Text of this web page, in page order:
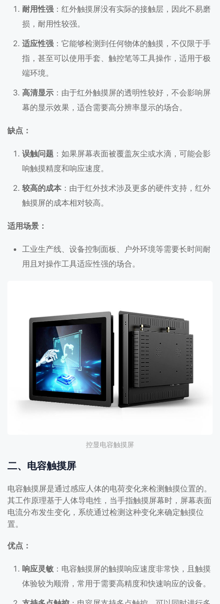
耐用性强 ：红外触摸屏没有实际的接触层，因此不易磨
损，耐用性较强。
适应性强 ：它能够检测到任何物体的触摸，不仅限于手
指，甚至可以使用手套、触控笔等工具操作，适用于极
端环境。
高清显示 ：由于红外触摸屏的透明性较好，不会影响屏
幕的显示效果，适合需要高分辨率显示的场合。
缺点：
误触问题 ：如果屏幕表面被覆盖灰尘或水滴，可能会影
响触摸精度和响应速度。
较高的成本 ：由于红外技术涉及更多的硬件支持，红外
触摸屏的成本相对较高。
适用场景：
工业生产线、设备控制面板、户外环境等需要长时间耐
用且对操作工具适应性强的场合。
控显电容触摸屏
二、电容触摸屏
电容触摸屏是通过感应人体的电荷变化来检测触摸位置的。
其工作原理基于人体导电性，当手指触摸屏幕时，屏幕表面
电流分布发生变化，系统通过检测这种变化来确定触摸位
置。
优点：
响应灵敏 ：电容触摸屏的触摸响应速度非常快，且触摸
体验较为顺滑，常用于需要高精度和快速响应的设备。